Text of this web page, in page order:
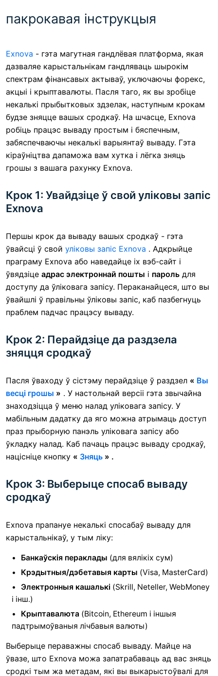
пакрокавая інструкцыя
Exnova - гэта магутная гандлёвая платформа, якая
дазваляе карыстальнікам гандляваць шырокім
спектрам фінансавых актываў, уключаючы форекс,
акцыі і крыптавалюты. Пасля таго, як вы зробіце
некалькі прыбытковых здзелак, наступным крокам
будзе зняцце вашых сродкаў. На шчасце, Exnova
робіць працэс вываду простым і бяспечным,
забяспечваючы некалькі варыянтаў вываду. Гэта
кіраўніцтва дапаможа вам хутка і лёгка зняць
грошы з вашага рахунку Exnova.
Крок 1: Увайдзіце ў свой уліковы запіс
Exnova
Першы крок да вываду вашых сродкаў - гэта
ўвайсці ў свой уліковы запіс Exnova . Адкрыйце
праграму Exnova або наведайце іх вэб-сайт і
ўвядзіце адрас электроннай пошты і пароль для
доступу да ўліковага запісу. Пераканайцеся, што вы
ўвайшлі ў правільны ўліковы запіс, каб пазбегнуць
праблем падчас працэсу вываду.
Крок 2: Перайдзіце да раздзела
зняцця сродкаў
Пасля ўваходу ў сістэму перайдзіце ў раздзел « Вы
весці грошы » . У настольнай версіі гэта звычайна
знаходзіцца ў меню налад уліковага запісу. У
мабільным дадатку да яго можна атрымаць доступ
праз прыборную панэль уліковага запісу або
ўкладку налад. Каб пачаць працэс вываду сродкаў,
націсніце кнопку « Зняць » .
Крок 3: Выберыце спосаб вываду
сродкаў
Exnova прапануе некалькі спосабаў вываду для
карыстальнікаў, у тым ліку:
Банкаўскія пераклады (для вялікіх сум)
Крэдытныя/дэбетавыя карты (Visa, MasterCard)
Электронныя кашалькі (Skrill, Neteller, WebMoney
і інш.)
Крыптавалюта (Bitcoin, Ethereum і іншыя
падтрымоўваныя лічбавыя валюты)
Выберыце пераважны спосаб вываду. Майце на
ўвазе, што Exnova можа запатрабаваць ад вас зняць
сродкі тым жа метадам, які вы выкарыстоўвалі для